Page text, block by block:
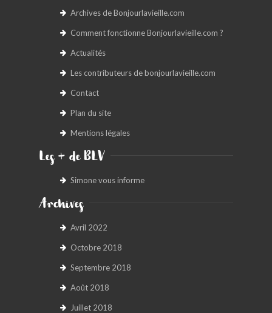
Archives de Bonjourlavieille.com
Comment fonctionne Bonjourlavieille.com ?
Actualités
Les contributeurs de bonjourlavieille.com
Contact
Plan du site
Mentions légales
Les + de BLV
Simone vous informe
Archives
Avril 2022
Octobre 2018
Septembre 2018
Août 2018
Juillet 2018